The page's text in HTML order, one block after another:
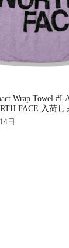
Wrap Towel
FACE 入荷し
日